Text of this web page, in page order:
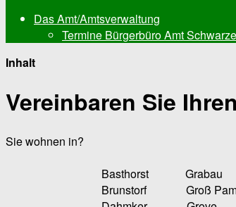
Das Amt/Amtsverwaltung
Termine Bürgerbüro Amt
Inhalt
Vereinbaren Sie
Sie wohnen in?
Basthorst Grabau
Brunstorf Groß Pampau